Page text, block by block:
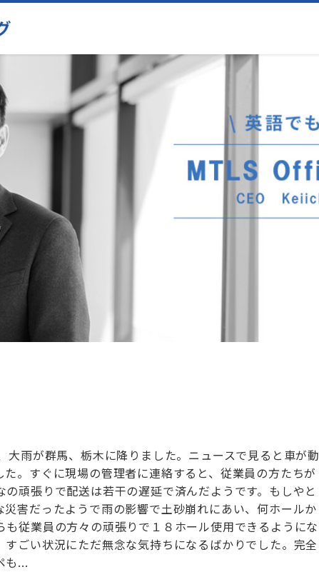
雨が群馬、栃木に降りました。ニュースで見ると車が動
。すぐに現場の管理者に連絡すると、従業員の方たちが
頑張りで配送は若干の遅延で済んだようです。もしやと
害だったようで雨の影響で土砂崩れにあい、何ホールか
従業員の方々の頑張りで１８ホール使用できるようにな
ごい状況にただ無念な気持ちになるばかりでした。完全
も...